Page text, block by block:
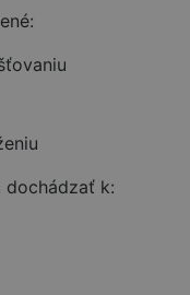
dochádzať k: